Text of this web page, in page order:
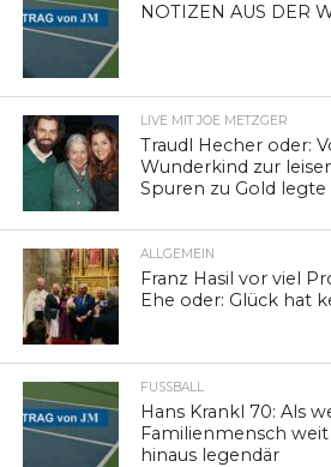
NOTIZEN AUS DER
LIVE MIT JOE METZGER
Traudl Hecher oder:
Wunderkind zur
Spuren zu Gold legte
ALLGEMEIN
Franz Hasil vor viel
Ehe oder: Glück hat
FUSSBALL
Hans Krankl 70: Als
Familienmensch
hinaus legendär